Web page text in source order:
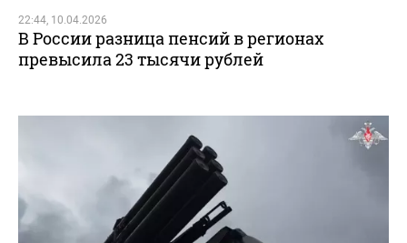
22:44, 10.04.2026
В России разница пенсий в регионах
превысила 23 тысячи рублей